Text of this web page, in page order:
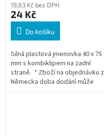
19,83 Kč bez DPH
24 Kč
Do košíku
Silná plastová jmenovka 40 x 75
mm s kombiklipem na zadní
straně. * Zboží na objednávku z
Německa doba dodání může